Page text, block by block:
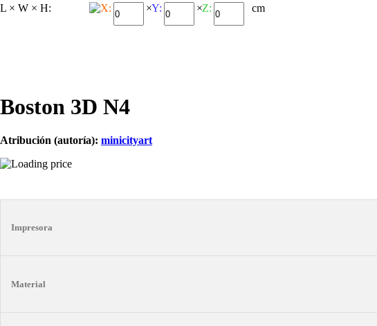
L × W × H: X: ×Y: ×Z: cm
Boston 3D N4
Atribución (autoría): minicityart
Impresora
Material